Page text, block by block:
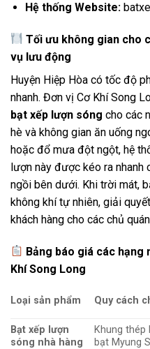
Hệ thống Website:
Tối ưu không gian cho
vụ lưu động
Huyện Hiệp Hòa có tốc độ
nhanh. Đơn vị Cơ Khí Song
bạt xếp lượn sóng cho các
hè và không gian ăn uống
hoặc đổ mưa đột ngột, hệ
lượn này được kéo ra nhanh
ngồi bên dưới. Khi trời mát,
không khí tự nhiên, giải
khách hàng cho các chủ
Bảng báo giá các hạng
Khí Song Long
Loại sản phẩm Quy cách
Bạt xếp lượn
sóng nhà hàng
Khung thép
bạt Myung